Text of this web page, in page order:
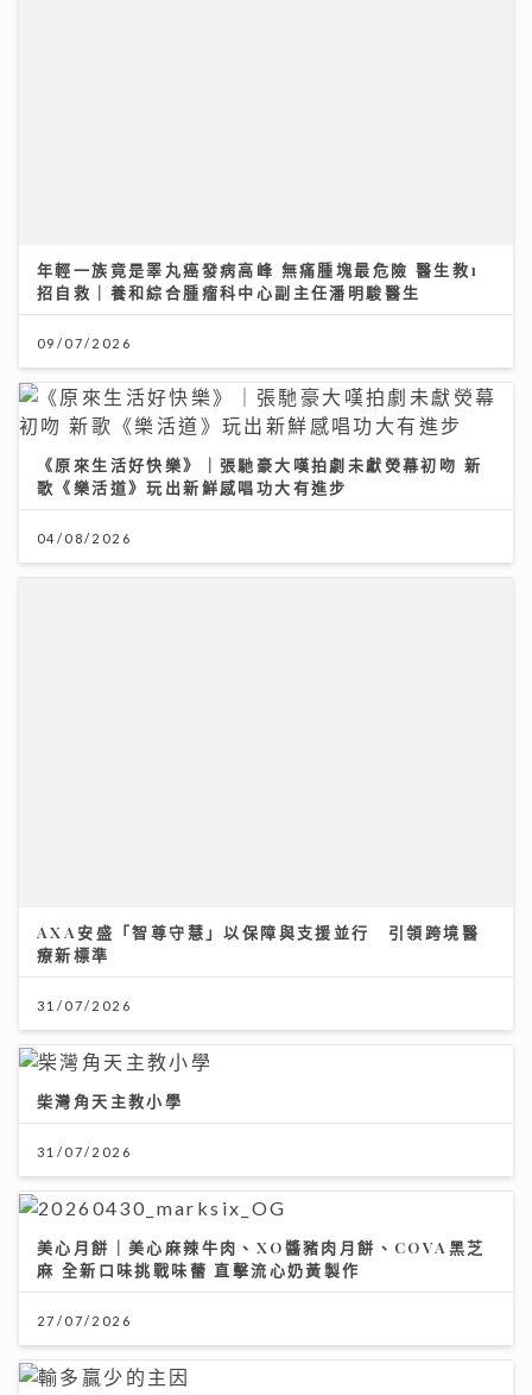
年輕一族竟是睪丸癌發病高峰 無痛腫塊最危險 醫生教1
招自救｜養和綜合腫瘤科中心副主任潘明駿醫生
09/07/2026
《原來生活好快樂》｜張馳豪大嘆拍劇未獻熒幕初吻 新
歌《樂活道》玩出新鮮感唱功大有進步
04/08/2026
AXA安盛「智尊守慧」以保障與支援並行 引領跨境醫
療新標準
31/07/2026
柴灣角天主教小學
31/07/2026
美心月餅｜美心麻辣牛肉、XO醬豬肉月餅、COVA黑芝
麻 全新口味挑戰味蕾 直擊流心奶黃製作
27/07/2026